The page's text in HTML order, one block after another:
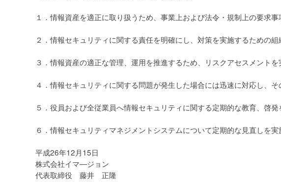
１．情報資産を適正に取り扱うため、事業上および法令・規制上の要求
２．情報セキュリティに関する責任を明確にし、対策を実施するための組
３．情報資産の適正な管理、運用を推進するため、リスクアセスメントを
４．情報セキュリティに関する問題が発生した場合には迅速に対応し、そ
５．役員および全従業員へ情報セキュリティに関する定期的な教育、啓発
６．情報セキュリティマネジメントシステムについて定期的な見直しを実
平成26年12月15日
株式会社イマ―ジョン
代表取締役 藤井 正隆